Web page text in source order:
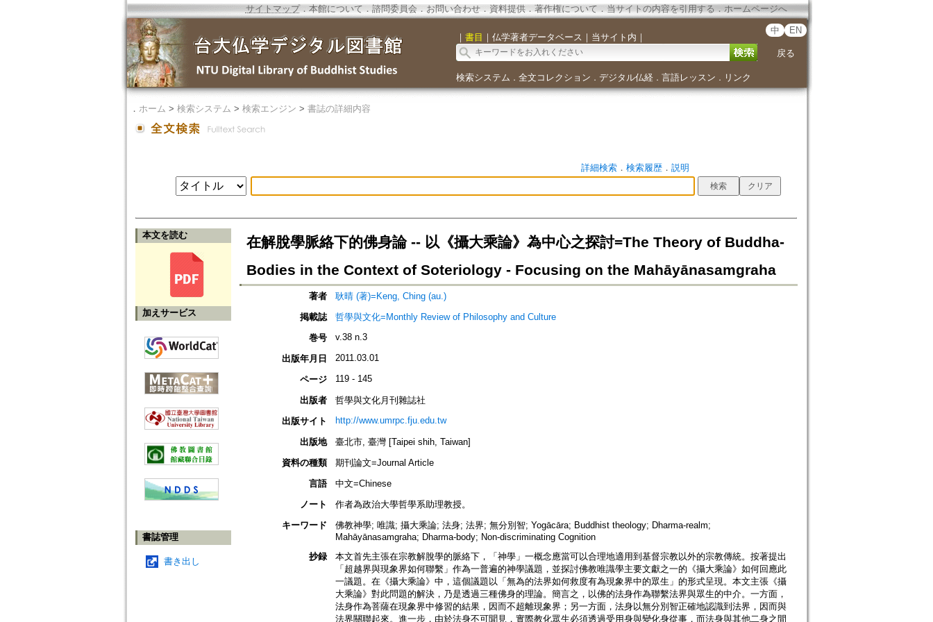
サイトマップ．本館について ． 諮問委員会． お問い合わせ． 資料提供． 著作権について．当サイトの内容を引用する ． ホームページへ
｜ 書目 ｜ 仏学著者データベース ｜ 当サイト内 ｜
中 EN
戻る
検索システム ． 全文コレクション ． デジタル仏経． 言語レッスン ． リンク
． ホーム > 検索システム > 検索エンジン > 書誌の詳細内容
詳細検索． 検索履歴． 説明
本文を読む
加えサービス
書誌管理
書き出し
在解脫學脈絡下的佛身論 -- 以《攝大乘論》為中心之探討=The Theory of Buddha-
Bodies in the Context of Soteriology - Focusing on the Mahāyānasamgraha
著者
耿晴 (著)=Keng, Ching (au.)
掲載誌
哲學與文化=Monthly Review of Philosophy and Culture
巻号
v.38 n.3
出版年月日 2011.03.01
ページ 119 - 145
出版者
哲學與文化月刊雜誌社
出版サイト
http://www.umrpc.fju.edu.tw
出版地
臺北市, 臺灣 [Taipei shih, Taiwan]
資料の種類
期刊論文=Journal Article
言語
中文=Chinese
ノート
作者為政治大學哲學系助理教授。
キーワード
佛教神學; 唯識; 攝大乘論; 法身; 法界; 無分別智; Yogācāra; Buddhist theology; Dharma-realm;
Mahāyānasamgraha; Dharma-body; Non-discriminating Cognition
抄録
本文首先主張在宗教解脫學的脈絡下，「神學」一概念應當可以合理地適用到基督宗教以外的宗教傳統。按著提出
「超越界與現象界如何聯繫」作為一普遍的神學議題，並探討佛教唯識學主要文獻之一的《攝大乘論》如何回應此
一議題。在《攝大乘論》中，這個議題以「無為的法界如何救度有為現象界中的眾生」的形式呈現。本文主張《攝
大乘論》對此問題的解決，乃是透過三種佛身的理論。簡言之，以佛的法身作為聯繫法界與眾生的中介。一方面，
法身作為菩薩在現象界中修習的結果，因而不超離現象界；另一方面，法身以無分別智正確地認識到法界，因而與
法界關聯起來。進一步，由於法身不可聞見，實際教化眾生必須透過受用身與變化身從事，而法身與其他二身之間